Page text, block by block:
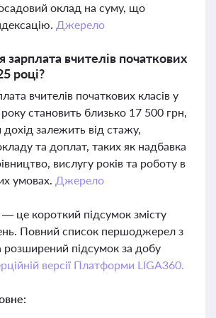
оклад на суму, що
Джерело
зарплата вчителів початкових
році?
вчителів початкових класів у
становить близько 17 500 грн,
залежить від стажу,
та доплат, таких як надбавка
вислугу років та роботу в
умовах. Джерело
це короткий підсумок змісту
Повний список першоджерел з
розширений підсумок за добу
версії Платформи LIGA360.